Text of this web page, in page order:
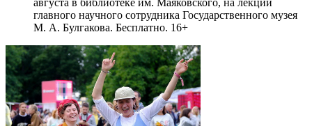
главного научного сотрудника Государственного музея
М. А. Булгакова. Бесплатно. 16+